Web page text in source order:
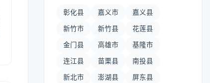
彰化县 嘉义市 嘉义县
新竹市 新竹县 花莲县
金门县 高雄市 基隆市
连江县 苗栗县 南投县
新北市 澎湖县 屏东县